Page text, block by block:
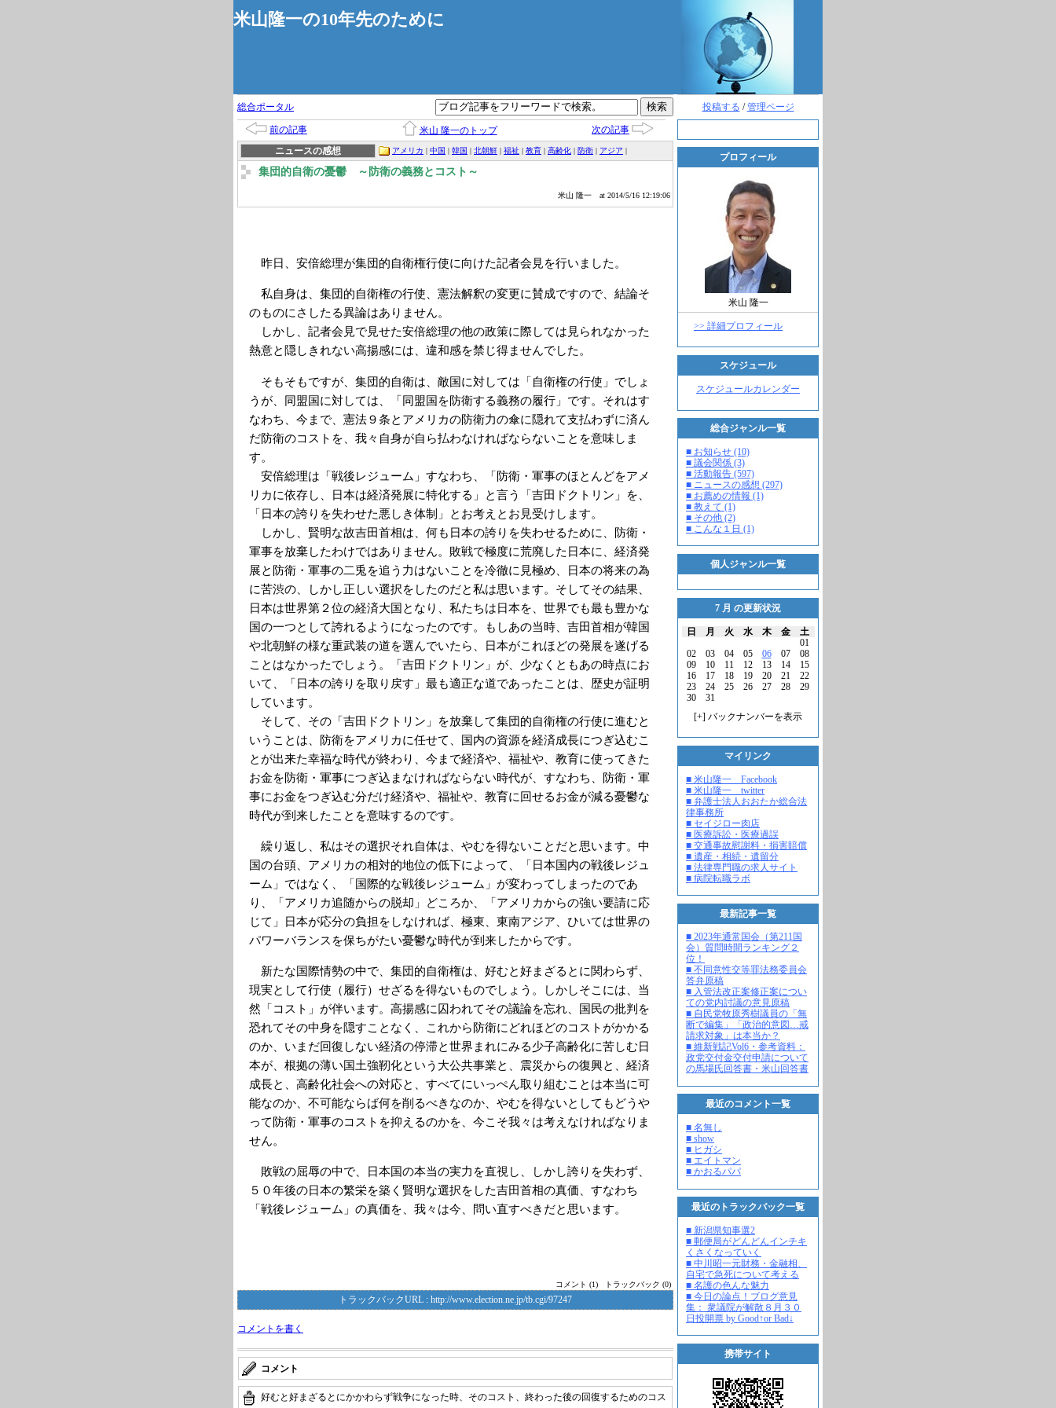
米山隆一の10年先のために
投稿する /管理ページ
プロフィール
米山 隆一
>> 詳細プロフィール
スケジュール
スケジュールカレンダー
総合ジャンル一覧
■ お知らせ (10)
■ 議会関係 (3)
■ 活動報告 (597)
■ ニュースの感想 (297)
■ お薦めの情報 (1)
■ 教えて (1)
■ その他 (2)
■ こんな１日 (1)
個人ジャンル一覧
7 月 の更新状況
日 月 火 水 木 金
土
01
02
03 04 05 06 07
08
09
10 11 12 13 14
15
16
17 18 19 20 21
22
23
24 25 26 27 28
29
30
31
[+] バックナンバーを表示
マイリンク
■ 米山隆一 Facebook
■ 米山隆一 twitter
■ 弁護士法人おおたか総合法
律事務所
■ セイジロー肉店
■ 医療訴訟・医療過誤
■ 交通事故慰謝料・損害賠償
■ 遺産・相続・遺留分
■ 法律専門職の求人サイト
■ 病院転職ラボ
最新記事一覧
■ 2023年通常国会（第211国
会）質問時間ランキング２
位！
■ 不同意性交等罪法務委員会
答弁原稿
■ 入管法改正案修正案につい
ての党内討議の意見原稿
■ 自民党牧原秀樹議員の「無
断で編集」「政治的意図…戒
請求対象」は本当か？
■ 維新戦記Vol6・参考資料：
政党交付金交付申請について
の馬場氏回答書・米山回答書
最近のコメント一覧
■ 名無し
■ show
■ ヒガシ
■ エイトマン
■ かおるパパ
最近のトラックバック一覧
■ 新潟県知事選2
■ 郵便局がどんどんインチキ
くさくなっていく
■ 中川昭一元財務・金融相、
自宅で急死について考える
■ 名護の色んな魅力
■ 今日の論点！ブログ意見
集： 衆議院が解散８月３０
日投開票 by Good↑or Bad↓
携帯サイト
総合ポータル
前の記事 米山 隆一のトップ
次の記事
ニュースの感想
アメリカ | 中国 | 韓国 | 北朝鮮 | 福祉 | 教育 | 高齢化 | 防衛 | アジア |
集団的自衛の憂鬱 ～防衛の義務とコスト～
米山 隆一 at 2014/5/16 12:19:06
昨日、安倍総理が集団的自衛権行使に向けた記者会見を行いました。
私自身は、集団的自衛権の行使、憲法解釈の変更に賛成ですので、結論そ
のものにさしたる異論はありません。
しかし、記者会見で見せた安倍総理の他の政策に際しては見られなかった
熱意と隠しきれない高揚感には、違和感を禁じ得ませんでした。
そもそもですが、集団的自衛は、敵国に対しては「自衛権の行使」でしょ
うが、同盟国に対しては、「同盟国を防衛する義務の履行」です。それはす
なわち、今まで、憲法９条とアメリカの防衛力の傘に隠れて支払わずに済ん
だ防衛のコストを、我々自身が自ら払わなければならないことを意味しま
す。
安倍総理は「戦後レジューム」すなわち、「防衛・軍事のほとんどをアメ
リカに依存し、日本は経済発展に特化する」と言う「吉田ドクトリン」を、
「日本の誇りを失わせた悪しき体制」とお考えとお見受けします。
しかし、賢明な故吉田首相は、何も日本の誇りを失わせるために、防衛・
軍事を放棄したわけではありません。敗戦で極度に荒廃した日本に、経済発
展と防衛・軍事の二兎を追う力はないことを冷徹に見極め、日本の将来の為
に苦渋の、しかし正しい選択をしたのだと私は思います。そしてその結果、
日本は世界第２位の経済大国となり、私たちは日本を、世界でも最も豊かな
国の一つとして誇れるようになったのです。もしあの当時、吉田首相が韓国
や北朝鮮の様な重武装の道を選んでいたら、日本がこれほどの発展を遂げる
ことはなかったでしょう。「吉田ドクトリン」が、少なくともあの時点にお
いて、「日本の誇りを取り戻す」最も適正な道であったことは、歴史が証明
しています。
そして、その「吉田ドクトリン」を放棄して集団的自衛権の行使に進むと
いうことは、防衛をアメリカに任せて、国内の資源を経済成長につぎ込むこ
とが出来た幸福な時代が終わり、今まで経済や、福祉や、教育に使ってきた
お金を防衛・軍事につぎ込まなければならない時代が、すなわち、防衛・軍
事にお金をつぎ込む分だけ経済や、福祉や、教育に回せるお金が減る憂鬱な
時代が到来したことを意味するのです。
繰り返し、私はその選択それ自体は、やむを得ないことだと思います。中
国の台頭、アメリカの相対的地位の低下によって、「日本国内の戦後レジュ
ーム」ではなく、「国際的な戦後レジューム」が変わってしまったのであ
り、「アメリカ追随からの脱却」どころか、「アメリカからの強い要請に応
じて」日本が応分の負担をしなければ、極東、東南アジア、ひいては世界の
パワーバランスを保ちがたい憂鬱な時代が到来したからです。
新たな国際情勢の中で、集団的自衛権は、好むと好まざるとに関わらず、
現実として行使（履行）せざるを得ないものでしょう。しかしそこには、当
然「コスト」が伴います。高揚感に囚われてその議論を忘れ、国民の批判を
恐れてその中身を隠すことなく、これから防衛にどれほどのコストがかかる
のか、いまだ回復しない経済の停滞と世界まれにみる少子高齢化に苦しむ日
本が、根拠の薄い国土強靭化という大公共事業と、震災からの復興と、経済
成長と、高齢化社会への対応と、すべてにいっぺん取り組むことは本当に可
能なのか、不可能ならば何を削るべきなのか、やむを得ないとしてもどうや
って防衛・軍事のコストを抑えるのかを、今こそ我々は考えなければなりま
せん。
敗戦の屈辱の中で、日本国の本当の実力を直視し、しかし誇りを失わず、
５０年後の日本の繁栄を築く賢明な選択をした吉田首相の真価、すなわち
「戦後レジューム」の真価を、我々は今、問い直すべきだと思います。
コメント (1) トラックバック (0)
トラックバックURL : http://www.election.ne.jp/tb.cgi/97247
コメントを書く
コメント
好むと好まざるとにかかわらず戦争になった時、そのコスト、終わった後の回復するためのコス